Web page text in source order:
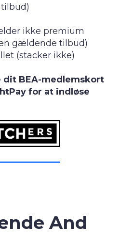
ikke premium
gældende tilbud)
(stacker ikke)
dit BEA-medlemskort
for at indløse
And